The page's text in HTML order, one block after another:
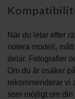
När du letar efter
notera modell,
delar. Fotografier
Om du är osäker
rekommenderar vi
som möjligt om